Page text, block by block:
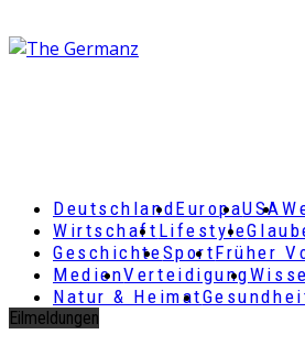
DeutschlandEuropaUSA
Wirtschaft Lifestyle
GeschichteSportFrüher
MedienVerteidigung
Natur & Heimat
Eilmeldungen